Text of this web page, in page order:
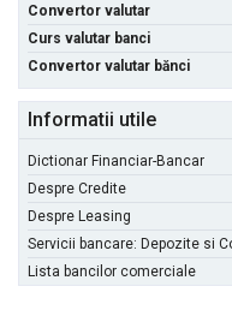
Convertor valutar
Curs valutar banci
Convertor valutar bănci
Informatii utile
Dictionar Financiar-Bancar
Despre Credite
Despre Leasing
Servicii bancare: Depozite si
Lista bancilor comerciale